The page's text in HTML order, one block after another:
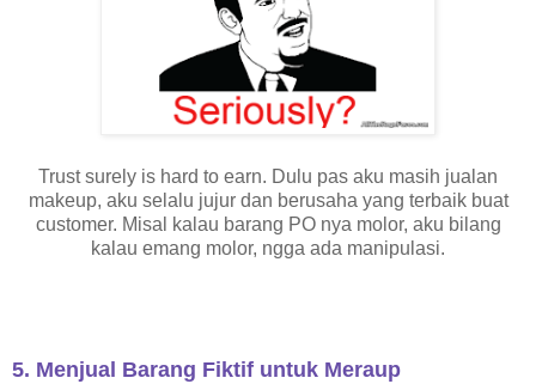
Trust surely is hard to earn. Dulu pas aku masih jualan
makeup, aku selalu jujur dan berusaha yang terbaik buat
customer. Misal kalau barang PO nya molor, aku bilang
kalau emang molor, ngga ada manipulasi.
5. Menjual Barang Fiktif untuk Meraup